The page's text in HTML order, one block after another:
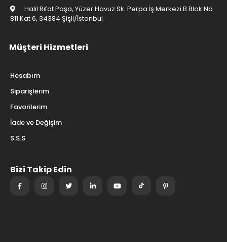
Halil Rıfat Paşa, Yüzer Havuz Sk. Perpa İş Merkezi B Blok No
811 Kat 6, 34384 Şişli/İstanbul
Müşteri Hizmetleri
Hesabım
Siparişlerim
Favorilerim
İade ve Değişim
S.S.S
Bizi Takip Edin